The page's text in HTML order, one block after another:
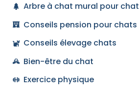
Arbre à chat mural pour chat
Conseils pension pour chats
Conseils élevage chats
Bien-être du chat
Exercice physique